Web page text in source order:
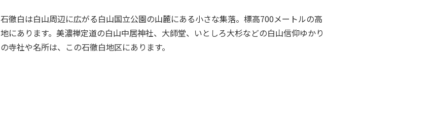
石徹白は白山周辺に広がる白山国立公園の山麓にある小さな集落。標高700メートルの高
地にあります。美濃禅定道の白山中居神社、大師堂、いとしろ大杉などの白山信仰ゆかり
の寺社や名所は、この石徹白地区にあります。